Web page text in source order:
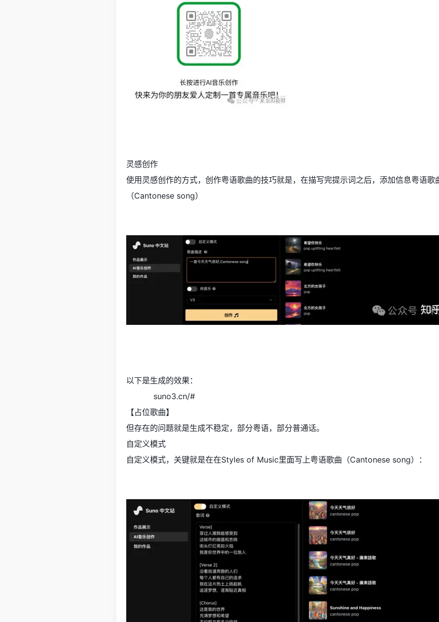
灵感创作
使用灵感创作的方式，创作粤语歌曲的技巧就是，在描写完提示词之后，添加信息粤语歌
（Cantonese song）
以下是生成的效果：
suno3.cn/#
【占位歌曲】
但存在的问题就是生成不稳定，部分粤语，部分普通话。
自定义模式
自定义模式，关键就是在在Styles of Music里面写上粤语歌曲（Cantonese song）：